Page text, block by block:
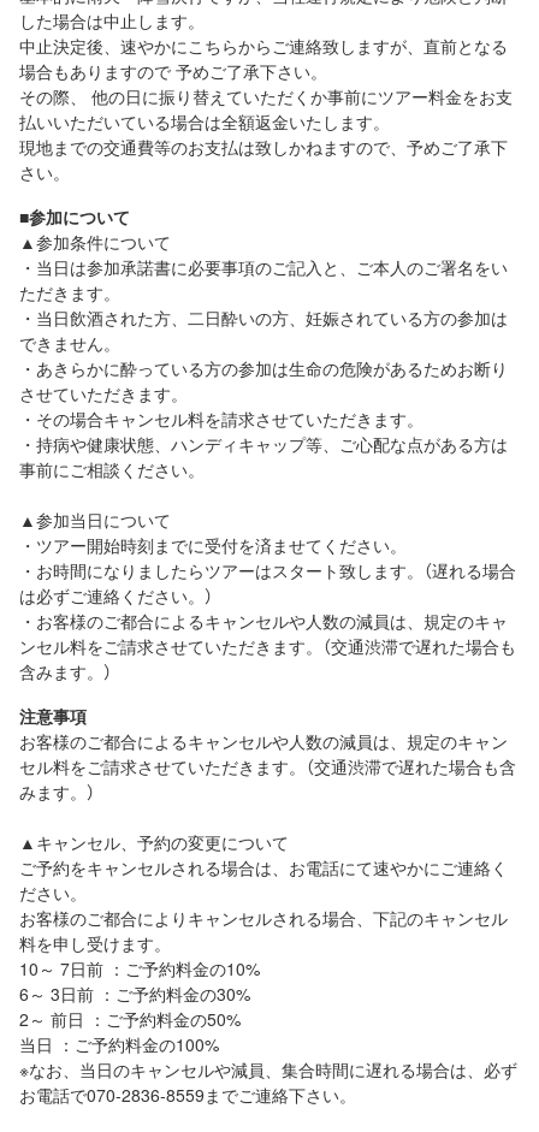
した場合は中止します。
中止決定後、速やかにこちらからご連絡致しますが、直前となる
場合もありますので 予めご了承下さい。
その際、 他の日に振り替えていただくか事前にツアー料金をお支
払いいただいている場合は全額返金いたします。
現地までの交通費等のお支払は致しかねますので、予めご了承下
さい。
■参加について
▲参加条件について
・当日は参加承諾書に必要事項のご記入と、ご本人のご署名をい
ただきます。
・当日飲酒された方、二日酔いの方、妊娠されている方の参加は
できません。
・あきらかに酔っている方の参加は生命の危険があるためお断り
させていただきます。
・その場合キャンセル料を請求させていただきます。
・持病や健康状態、ハンディキャップ等、ご心配な点がある方は
事前にご相談ください。
▲参加当日について
・ツアー開始時刻までに受付を済ませてください。
・お時間になりましたらツアーはスタート致します。（遅れる場合
は必ずご連絡ください。）
・お客様のご都合によるキャンセルや人数の減員は、規定のキャ
ンセル料をご請求させていただきます。（交通渋滞で遅れた場合も
含みます。）
注意事項
お客様のご都合によるキャンセルや人数の減員は、規定のキャン
セル料をご請求させていただきます。（交通渋滞で遅れた場合も含
みます。）
▲キャンセル、予約の変更について
ご予約をキャンセルされる場合は、お電話にて速やかにご連絡く
ださい。
お客様のご都合によりキャンセルされる場合、下記のキャンセル
料を申し受けます。
10～ 7日前 ：ご予約料金の10%
6～ 3日前 ：ご予約料金の30%
2～ 前日 ：ご予約料金の50%
当日 ：ご予約料金の100%
※なお、当日のキャンセルや減員、集合時間に遅れる場合は、必ず
お電話で070-2836-8559までご連絡下さい。